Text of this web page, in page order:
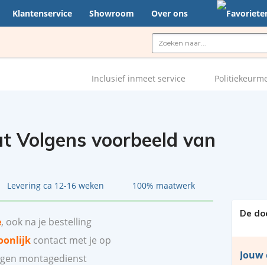
Klantenservice Showroom Over ons
Inclusief inmeet service
Volgens voorbeeld van
Levering ca 12-16 weken 100% maatwerk
, ook na je bestelling
contact met je op
montagedienst
De